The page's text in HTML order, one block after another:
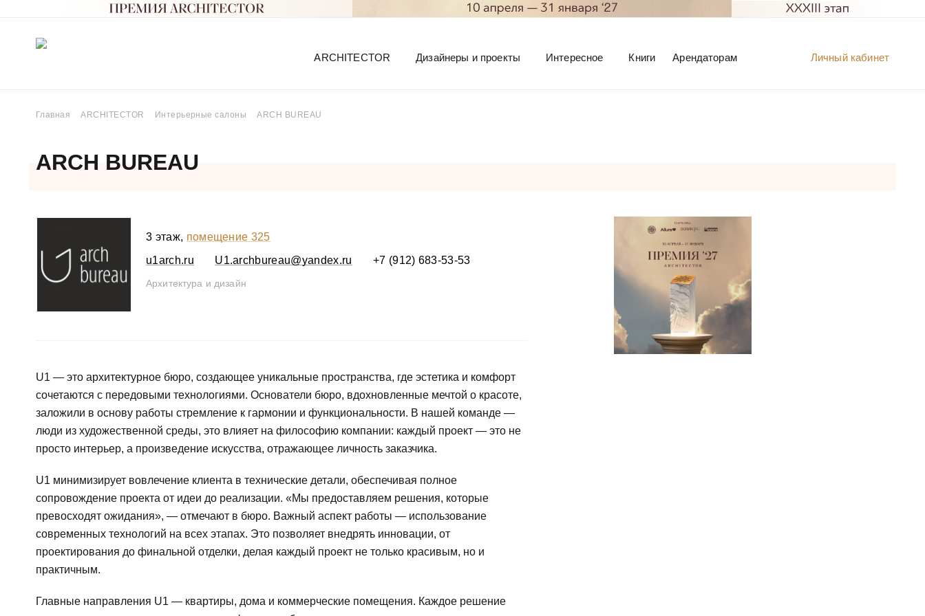
Личный кабинет
ARCHITECTOR Дизайнеры и проекты Интересное Книги Арендаторам
Главная ARCHITECTOR Интерьерные салоны ARCH BUREAU
ARCH BUREAU
3 этаж, помещение 325
u1arch.ru
U1.archbureau@yandex.ru +7 (912) 683-53-53
Архитектура и дизайн
U1 — это архитектурное бюро, создающее уникальные пространства, где эстетика и комфорт
сочетаются с передовыми технологиями. Основатели бюро, вдохновленные мечтой о красоте,
заложили в основу работы стремление к гармонии и функциональности. В нашей команде —
люди из художественной среды, это влияет на философию компании: каждый проект — это не
просто интерьер, а произведение искусства, отражающее личность заказчика.
U1 минимизирует вовлечение клиента в технические детали, обеспечивая полное
сопровождение проекта от идеи до реализации. «Мы предоставляем решения, которые
превосходят ожидания», — отмечают в бюро. Важный аспект работы — использование
современных технологий на всех этапах. Это позволяет внедрять инновации, от
проектирования до финальной отделки, делая каждый проект не только красивым, но и
практичным.
Главные направления U1 — квартиры, дома и коммерческие помещения. Каждое решение